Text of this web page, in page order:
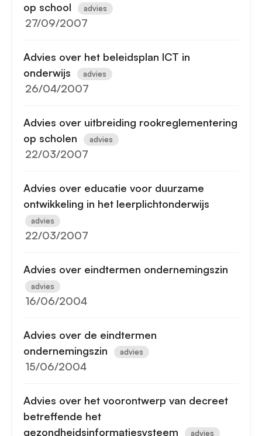
op school
advies
27/09/2007
Advies over het beleidsplan ICT in
onderwijs
advies
26/04/2007
Advies over uitbreiding rookreglementering
op scholen
advies
22/03/2007
Advies over educatie voor duurzame
ontwikkeling in het leerplichtonderwijs
advies
22/03/2007
Advies over eindtermen ondernemingszin
advies
16/06/2004
Advies over de eindtermen
ondernemingszin
advies
15/06/2004
Advies over het voorontwerp van decreet
betreffende het
gezondheidsinformatiesysteem
advies